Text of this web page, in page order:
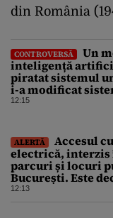
din România
CONTROVERSĂ
Un
inteligență
piratat sistemul
i-a modificat
timpul unui test
12:15
ALERTĂ
Accesul
electrică,
parcuri și locuri
București. Este
premieră, iar
12:13